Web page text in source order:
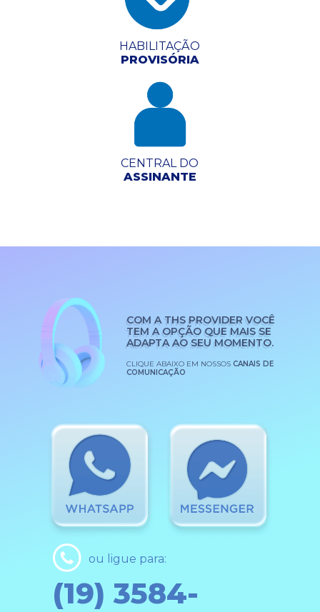
HABILITAÇÃO
PROVISÓRIA
CENTRAL DO
ASSINANTE
COM A THS PROVIDER VOCÊ
TEM A OPÇÃO QUE MAIS SE
ADAPTA AO SEU MOMENTO.
CLIQUE ABAIXO EM NOSSOSCANAIS DE
COMUNICAÇÃO
ou ligue para:
(19) 3584-